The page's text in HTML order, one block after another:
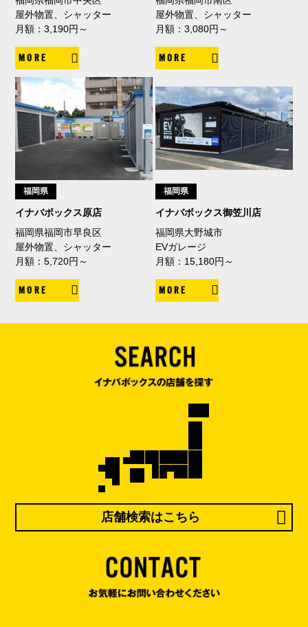
屋外物置、シャッター
月額：3,190円～
MORE
屋外物置、シャッター
月額：3,080円～
MORE
福岡県
イナバボックス原店
福岡県福岡市早良区
屋外物置、シャッター
月額：5,720円～
MORE
福岡県
イナバボックス御笠川店
福岡県大野城市
EVガレージ
月額：15,180円～
MORE
店舗検索はこちら